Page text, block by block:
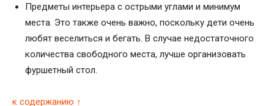
Предметы интерьера с острыми углами и минимум
места. Это также очень важно, поскольку дети очень
любят веселиться и бегать. В случае недостаточного
количества свободного места, лучше организовать
фуршетный стол.
к содержанию ↑